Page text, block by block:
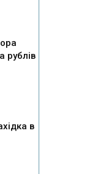
рублів
в